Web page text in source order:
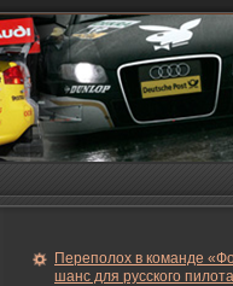
Переполох в команде
шанс для русского